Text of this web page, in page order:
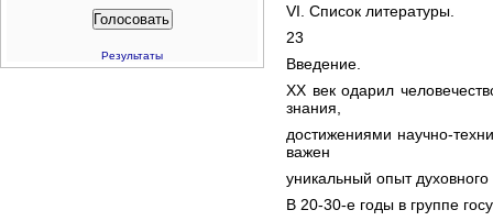
VI. Список литературы.
23
Введение.
ХХ век одарил
знания,
достижениями научно-
важен
уникальный опыт
В 20-30-е годы в группе
Результаты